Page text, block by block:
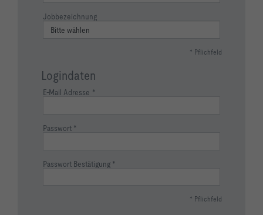
Jobbezeichnung
* Pflichfeld
Logindaten
E-Mail Adresse
Passwort
Passwort Bestätigung
* Pflichfeld